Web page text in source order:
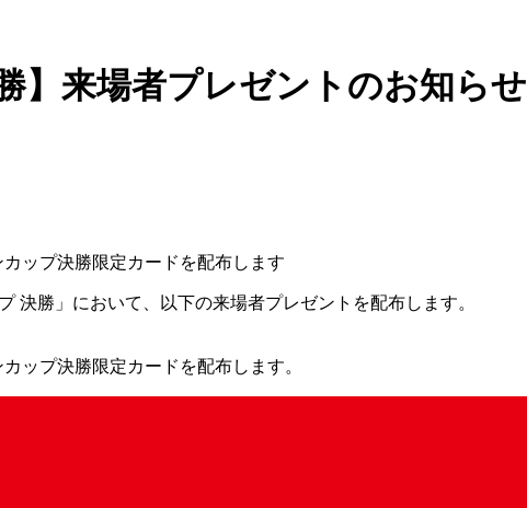
】来場者プレゼントのお知らせ
ップ決勝限定カードを配布します
決勝」において、以下の来場者プレゼントを配布します。
ップ決勝限定カードを配布します。